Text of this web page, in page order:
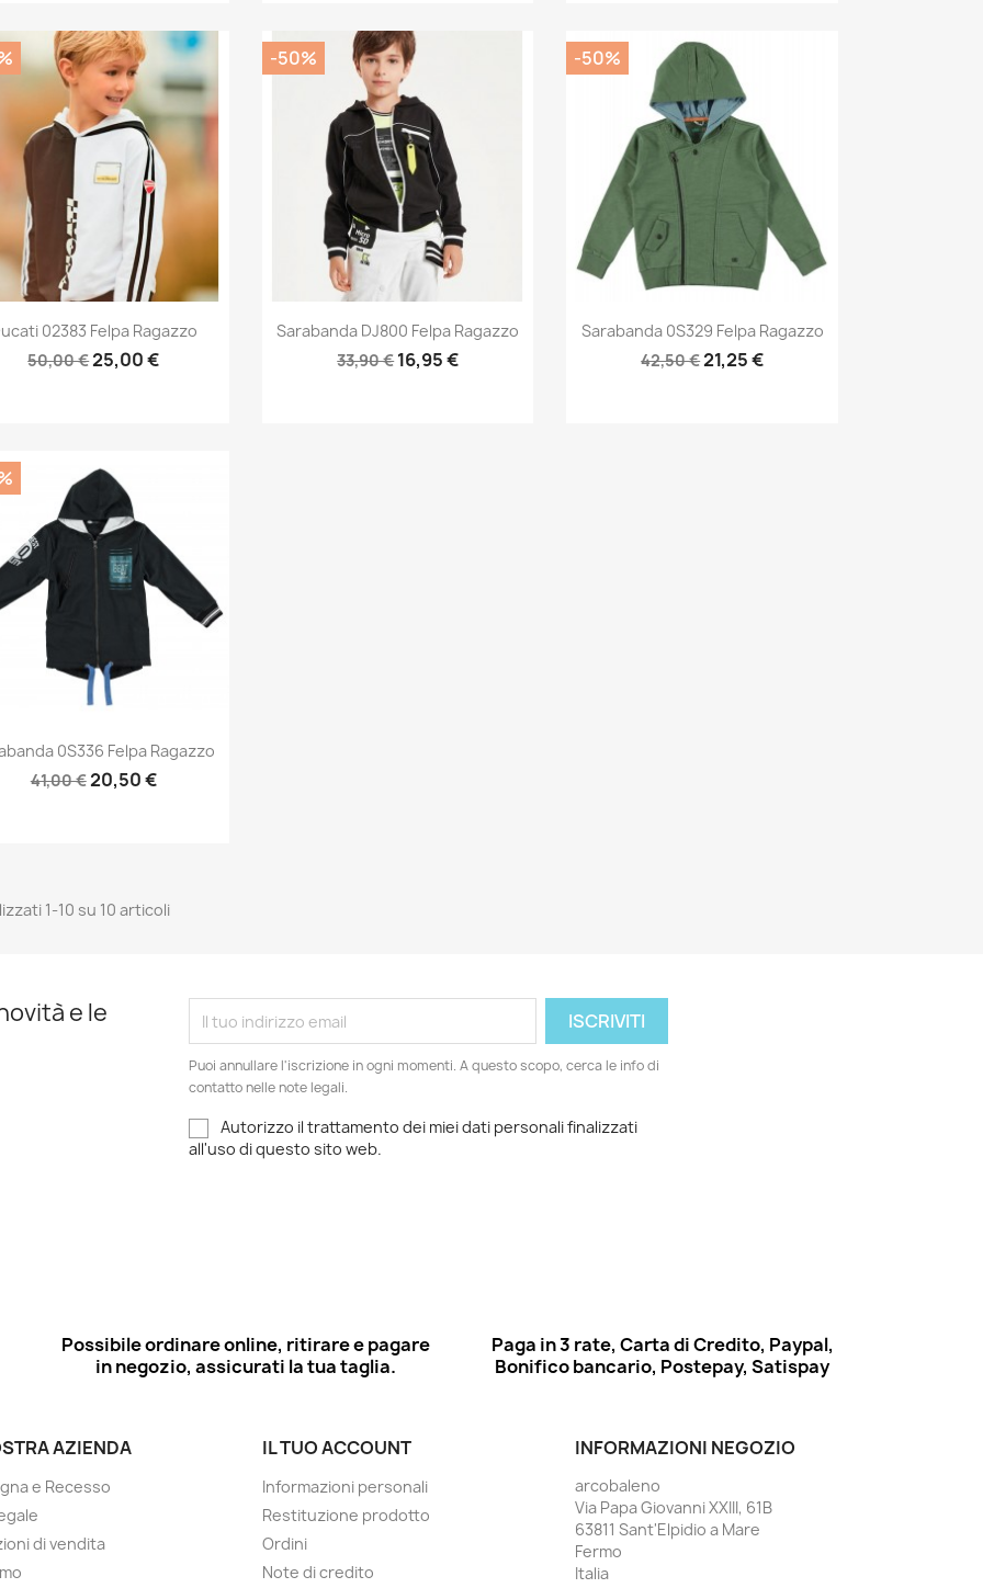
Anteprima
02383 Felpa Ragazzo
50,00 €25,00 €
Anteprima
Sarabanda DJ800 Felpa Ragazzo
33,90 €16,95 €
-50%
Anteprima
Sarabanda 0S329 Felpa Ragazzo
42,50 €21,25 €
-50%
Anteprima
0S336 Felpa Ragazzo
41,00 €20,50 €
1-10 su 10 articoli
e le
Puoi annullare l'iscrizione in ogni momenti. A questo scopo, cerca le info di
contatto nelle note legali.
Autorizzo il trattamento dei miei dati personali finalizzati
all'uso di questo sito web.
Possibile ordinare online, ritirare e pagare
in negozio, assicurati la tua taglia.
Paga in 3 rate, Carta di Credito, Paypal,
Bonifico bancario, Postepay, Satispay
AZIENDA
e Recesso
di vendita
IL TUO ACCOUNT
Informazioni personali
Restituzione prodotto
Ordini
Note di credito
INFORMAZIONI NEGOZIO
arcobaleno
Via Papa Giovanni XXIII, 61B
63811 Sant'Elpidio a Mare
Fermo
Italia